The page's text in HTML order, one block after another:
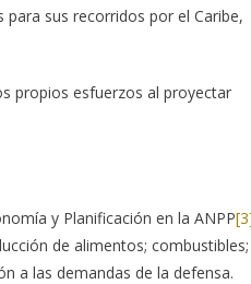
sus recorridos por el Caribe,
propios esfuerzos al proyectar
y Planificación en la ANPP
de alimentos; combustibles;
a las demandas de la defensa.